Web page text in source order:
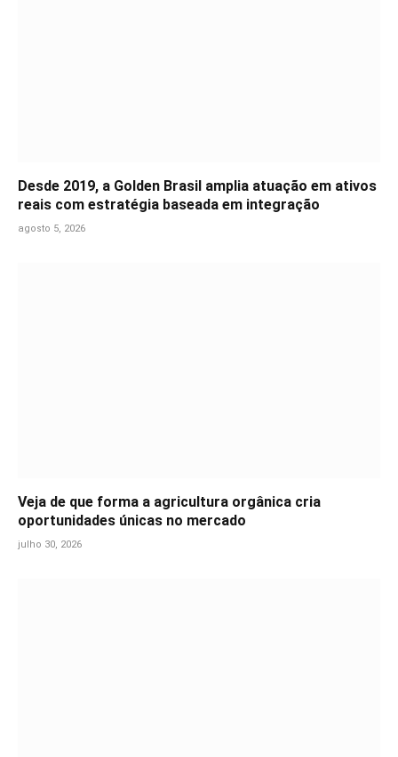
Desde 2019, a Golden Brasil amplia atuação em ativos
reais com estratégia baseada em integração
agosto 5, 2026
Veja de que forma a agricultura orgânica cria
oportunidades únicas no mercado
julho 30, 2026